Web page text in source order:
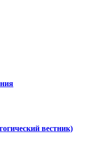
вестник)